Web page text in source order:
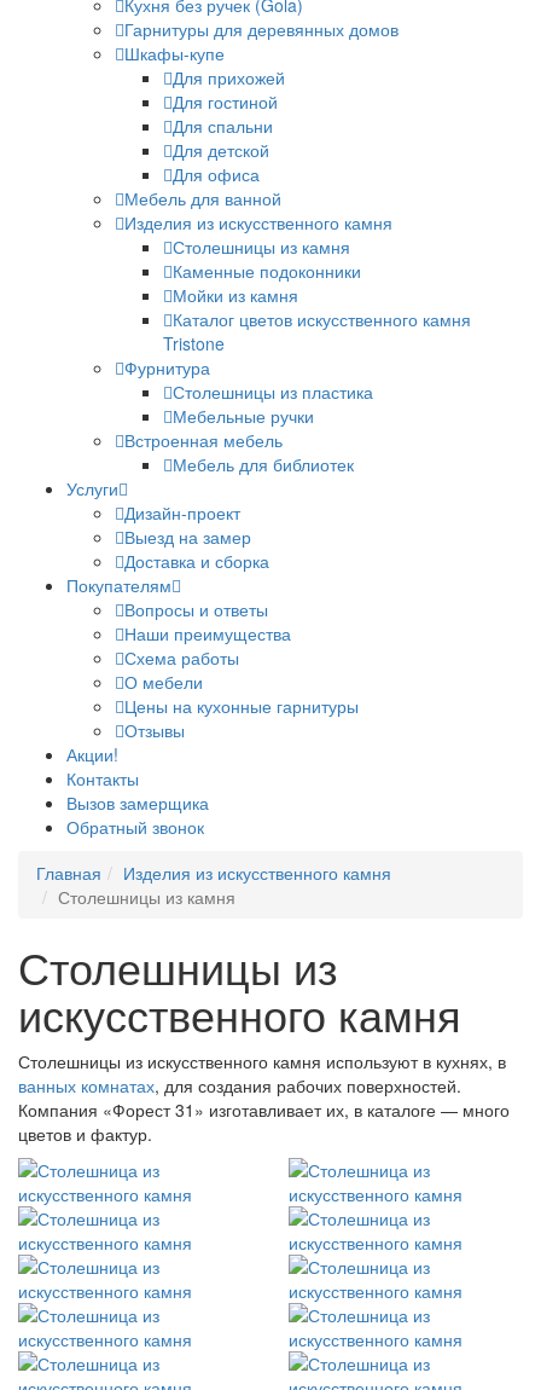
Кухня без ручек (Gola)
Гарнитуры для деревянных домов
Шкафы-купе
Для прихожей
Для гостиной
Для спальни
Для детской
Для офиса
Мебель для ванной
Изделия из искусственного камня
Столешницы из камня
Каменные подоконники
Мойки из камня
Каталог цветов искусственного камня
Tristone
Фурнитура
Столешницы из пластика
Мебельные ручки
Встроенная мебель
Мебель для библиотек
Услуги
Дизайн-проект
Выезд на замер
Доставка и сборка
Покупателям
Вопросы и ответы
Наши преимущества
Схема работы
О мебели
Цены на кухонные гарнитуры
Отзывы
Акции!
Контакты
Вызов замерщика
Обратный звонок
Главная
Изделия из искусственного камня
Столешницы из камня
Столешницы из
искусственного камня
Столешницы из искусственного камня используют в кухнях, в
ванных комнатах, для создания рабочих поверхностей.
Компания «Форест 31» изготавливает их, в каталоге — много
цветов и фактур.